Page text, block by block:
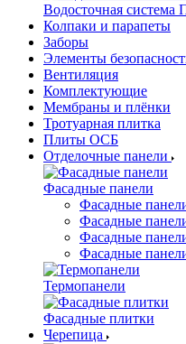
Водосточная система
Колпаки и парапеты
Заборы
Элементы
Вентиляция
Комплектующие
Мембраны и плёнки
Тротуарная плитка
Плиты ОСБ
Отделочные панели
Фасадные панели
Фасадные
Фасадные
Фасадные
Фасадные
Термопанели
Фасадные плитки
Черепица